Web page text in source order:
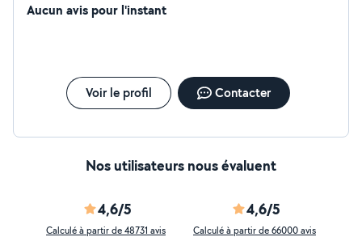
Aucun avis pour l'instant
Voir le profil Contacter
Nos utilisateurs nous évaluent
4,6/5
Calculé à partir de 48731 avis
4,6/5
Calculé à partir de 66000 avis